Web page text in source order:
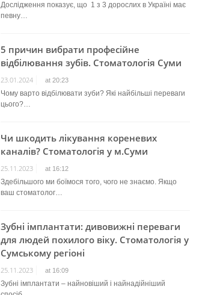
Дослідження показує, що 1 з 3 дорослих в Україні має
певну…
5 причин вибрати професійне
відбілювання зубів. Стоматологія Суми
23.01.2024 at 20:23
Чому варто відбілювати зуби? Які найбільші переваги
цього?…
Чи шкодить лікування кореневих
каналів? Стоматологія у м.Суми
25.11.2023 at 16:12
Здебільшого ми боїмося того, чого не знаємо. Якщо
ваш стоматолог…
Зубні імплантати: дивовижні переваги
для людей похилого віку. Стоматологія у
Сумському регіоні
25.11.2023 at 16:09
Зубні імплантати – найновіший і найнадійніший